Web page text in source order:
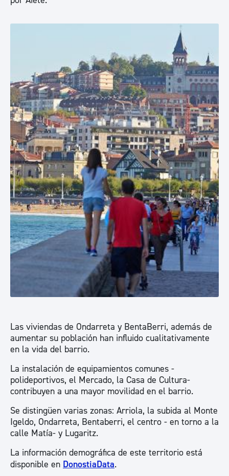
Las viviendas de Ondarreta y BentaBerri, además de
aumentar su población han influido cualitativamente
en la vida del barrio.
La instalación de equipamientos comunes -
polideportivos, el Mercado, la Casa de Cultura-
contribuyen a una mayor movilidad en el barrio.
Se distingüen varias zonas: Arriola, la subida al Monte
Igeldo, Ondarreta, Bentaberri, el centro - en torno a la
calle Matía- y Lugaritz.
La información demográfica de este territorio está
disponible en DonostiaData.